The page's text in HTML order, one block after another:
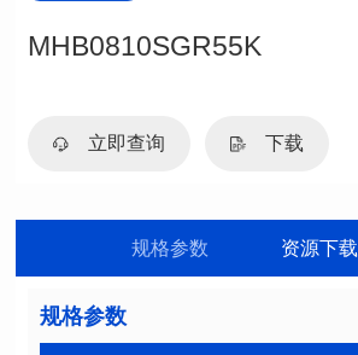
MHB0810SGR55K
立即查询 下载
规格参数 资源下载
规格参数